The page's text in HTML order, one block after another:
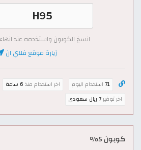
انسخ الكوبون واستخدمه عند
زيارة موقع فلاي ان
71 استخدام اليوم اخر استخدام منذ 6 ساعة
اخر توفير7 ريال سعودي
كوبون 5%